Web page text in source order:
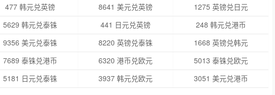
477 韩元兑英镑 8641 美元兑英镑
1275 英镑兑日元
5629 韩元兑泰铢 441 日元兑英镑
248 韩元兑港币
9356 美元兑泰铢 8220 英镑兑泰铢
1668 英镑兑韩元
7689 泰铢兑港币 6320 港币兑欧元
5013 泰铢兑欧元
5181 日元兑泰铢 3937 韩元兑欧元 3051 美元兑港币